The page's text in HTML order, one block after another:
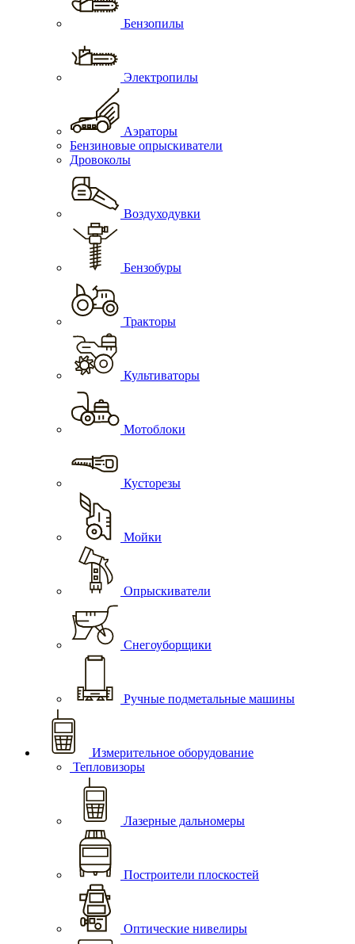
Бензопилы
Электропилы
Аэраторы
Бензиновые опрыскиватели
Дровоколы
Воздуходувки
Бензобуры
Тракторы
Культиваторы
Мотоблоки
Кусторезы
Мойки
Опрыскиватели
Снегоуборщики
Ручные подметальные машины
Измерительное оборудование
Тепловизоры
Лазерные дальномеры
Построители плоскостей
Оптические нивелиры